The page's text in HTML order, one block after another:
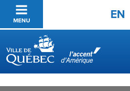
Passer au contenu principal
MENU EN
Ville de Québec